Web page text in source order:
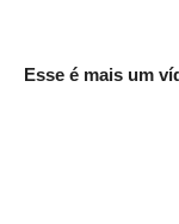
English
Esse é mais um